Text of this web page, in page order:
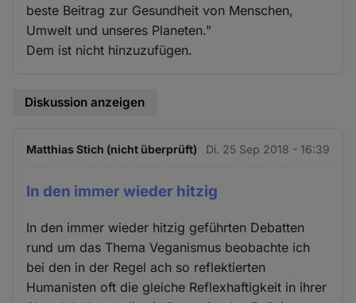
beste Beitrag zur Gesundheit von Menschen,
Umwelt und unseres Planeten."
Dem ist nicht hinzuzufügen.
Diskussion anzeigen
Matthias Stich (nicht überprüft) Di. 25 Sep 2018 - 16:39
In den immer wieder hitzig
In den immer wieder hitzig geführten Debatten
rund um das Thema Veganismus beobachte ich
bei den in der Regel ach so reflektierten
Humanisten oft die gleiche Reflexhaftigkeit in ihrer